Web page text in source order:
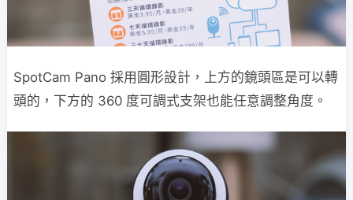
SpotCam Pano 採用圓形設計，上方的鏡頭區是可以轉
頭的，下方的 360 度可調式支架也能任意調整角度。